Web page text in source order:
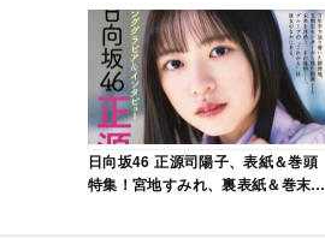
日向坂46 正源司陽子、表紙＆巻頭
特集！宮地すみれ、裏表紙＆巻末特
VOL.12」本日4/30発売！